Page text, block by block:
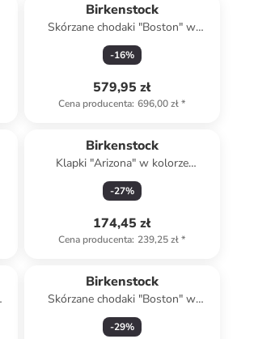
Birkenstock
Skórzane chodaki "Boston" w
kolorze szarym
-16%
579,95 zł
Cena producenta: 696,00 zł*
Birkenstock
Klapki "Arizona" w kolorze
granatowym
-27%
174,45 zł
Cena producenta: 239,25 zł*
Birkenstock
Skórzane chodaki "Boston" w
kolorze brązowym
-29%